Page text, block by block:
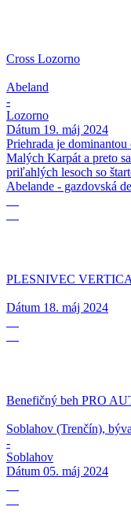
Cross Lozorno
Abeland
-
Lozorno
Dátum 19. máj 2024
Priehrada je
Malých Karpát a preto
priľahlých lesoch so
Abelande - gazdovská
PLESNIVEC
Dátum 18. máj 2024
Benefičný beh PRO
Soblahov (Trenčín),
-
Soblahov
Dátum 05. máj 2024